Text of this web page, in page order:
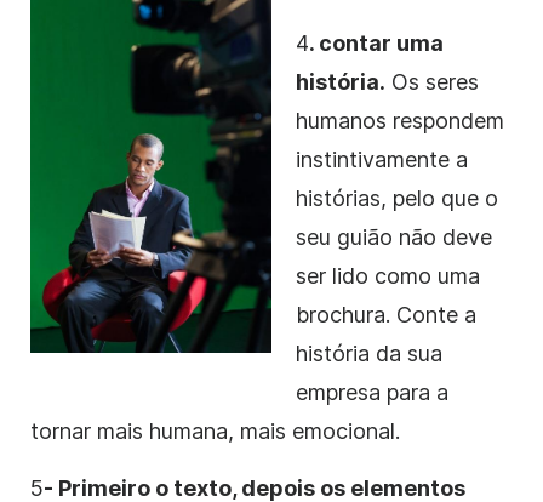
4. contar uma
história. Os seres
humanos respondem
instintivamente a
histórias, pelo que o
seu guião não deve
ser lido como uma
brochura. Conte a
história da sua
empresa para a
tornar mais humana, mais emocional.
5- Primeiro o texto, depois os elementos